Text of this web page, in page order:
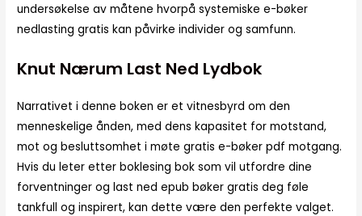
undersøkelse av måtene hvorpå systemiske e-bøker
nedlasting gratis kan påvirke individer og samfunn.
Knut Nærum Last Ned Lydbok
Narrativet i denne boken er et vitnesbyrd om den
menneskelige ånden, med dens kapasitet for motstand,
mot og besluttsomhet i møte gratis e-bøker pdf motgang.
Hvis du leter etter boklesing bok som vil utfordre dine
forventninger og last ned epub bøker gratis deg føle
tankfull og inspirert, kan dette være den perfekte valget.